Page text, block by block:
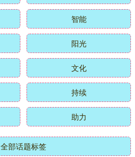
智能
阳光
文化
持续
助力
全部话题标签